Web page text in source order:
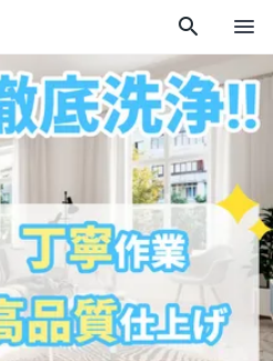
search menu